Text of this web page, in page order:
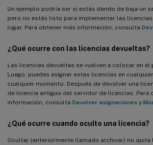
Un ejemplo podría ser si estás dando de baja un
pero no estás listo para implementar las
lugar. Para obtener más información, consulta
¿Qué ocurre con las licencias devueltas?
Las licencias devueltas se vuelven a colocar en el
Luego, puedes asignar estas licencias en
cualquier momento. Después de devolver una
de licencia antiguo del servidor de licencias. Para
información, consulta Devolver asignaciones y
¿Qué ocurre cuando oculto una licencia?
Ocultar (anteriormente llamado archivar) no quita